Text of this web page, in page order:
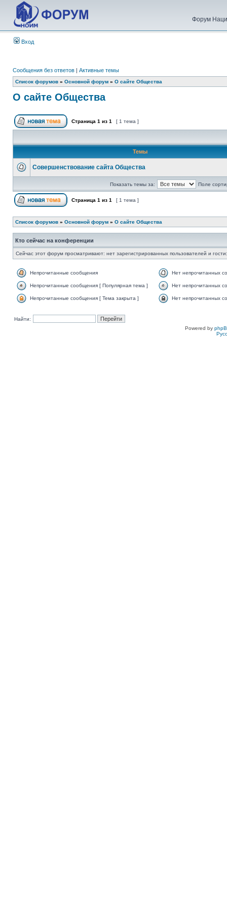
Форум
Вход
Сообщения без ответов | Активные темы
Список форумов » Основной форум » О сайте Общества
О сайте Общества
Страница 1 из 1 [ 1 тема ]
Темы
Совершенствование сайта Общества
Показать темы за: Поле
Страница 1 из 1 [ 1 тема ]
Список форумов » Основной форум » О сайте Общества
Кто сейчас на конференции
Сейчас этот форум просматривают: нет зарегистрированных пользователей и
Непрочитанные сообщения Нет непрочитанных
Непрочитанные сообщения [ Популярная тема ] Нет непрочитанных
Непрочитанные сообщения [ Тема закрыта ] Нет непрочитанных
Найти:
Powered by